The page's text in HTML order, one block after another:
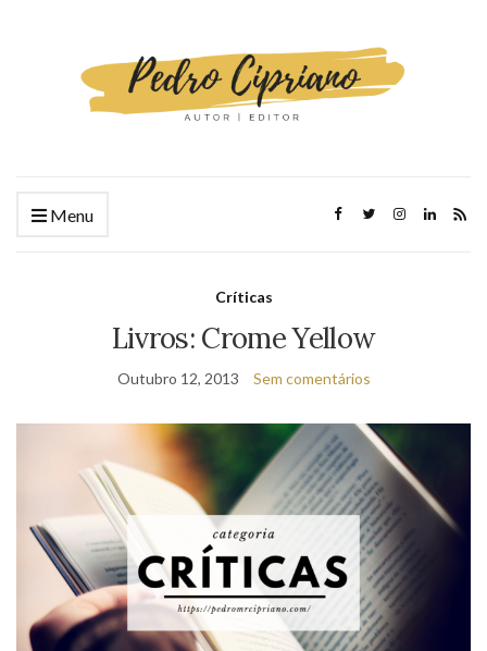
Menu
Críticas
Livros: Crome Yellow
Outubro 12, 2013 Sem comentários